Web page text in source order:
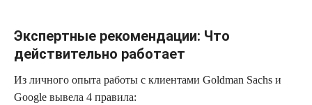
Экспертные рекомендации: Что
действительно работает
Из личного опыта работы с клиентами Goldman Sachs и
Google вывела 4 правила: